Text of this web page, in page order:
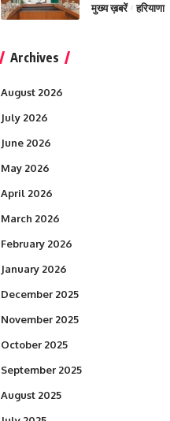
मुख्य ख़बरें हरियाणा
Archives
August 2026
July 2026
June 2026
May 2026
April 2026
March 2026
February 2026
January 2026
December 2025
November 2025
October 2025
September 2025
August 2025